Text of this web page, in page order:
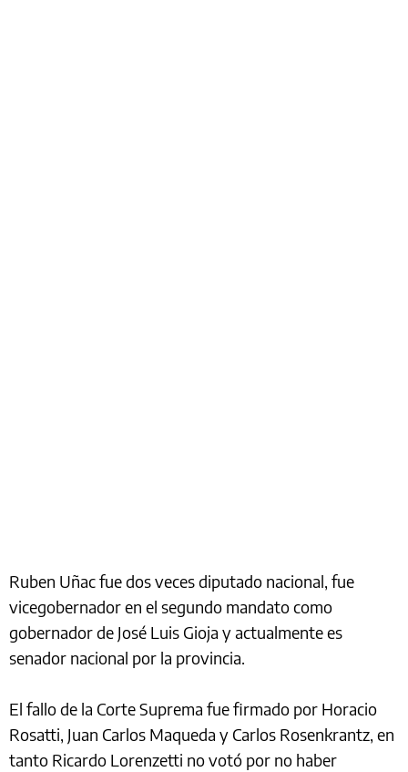
Ruben Uñac fue dos veces diputado nacional, fue
vicegobernador en el segundo mandato como
gobernador de José Luis Gioja y actualmente es
senador nacional por la provincia.
El fallo de la Corte Suprema fue firmado por Horacio
Rosatti, Juan Carlos Maqueda y Carlos Rosenkrantz, en
tanto Ricardo Lorenzetti no votó por no haber